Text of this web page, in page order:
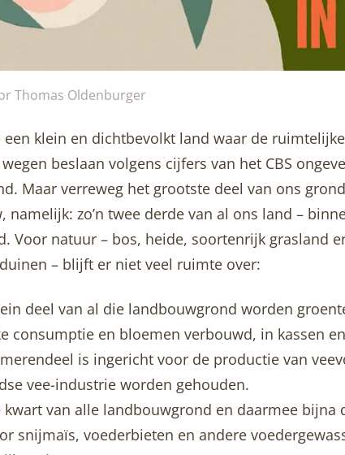
Thomas Oldenburger
klein en dichtbevolkt land waar de
beslaan volgens cijfers van het CBS
Maar verreweg het grootste deel van ons
namelijk: zo’n twee derde van al ons land –
Voor natuur – bos, heide, soortenrijk grasland
– blijft er niet veel ruimte over:
deel van al die landbouwgrond worden
consumptie en bloemen verbouwd, in kassen
is ingericht voor de productie van
vee-industrie worden gehouden.
kwart van alle landbouwgrond en daarmee
snijmaïs, voederbieten en andere